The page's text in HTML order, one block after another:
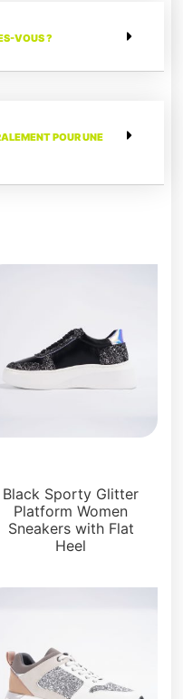
VOUS ?
POUR UNE
Black Sporty Glitter
Platform Women
Sneakers with Flat
Heel